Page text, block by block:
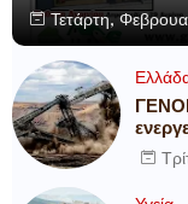
Τετάρτη,